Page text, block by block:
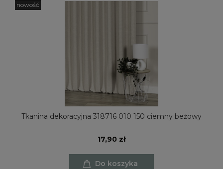
Tkanina dekoracyjna 318716 010 150 ciemny beżowy
17,90 zł
Do koszyka
nowość